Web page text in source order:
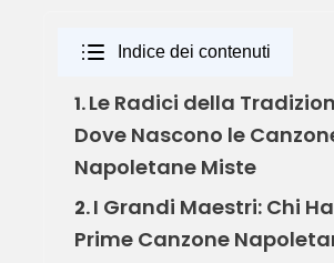
Indice dei contenuti
1.Le Radici della
Dove Nascono le
Napoletane Miste
2.I Grandi Maestri: Chi
Prime Canzone